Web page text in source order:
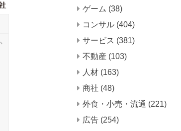
ゲーム (38)
コンサル (404)
サービス (381)
不動産 (103)
人材 (163)
商社 (48)
外食・小売・流通 (221)
広告 (254)